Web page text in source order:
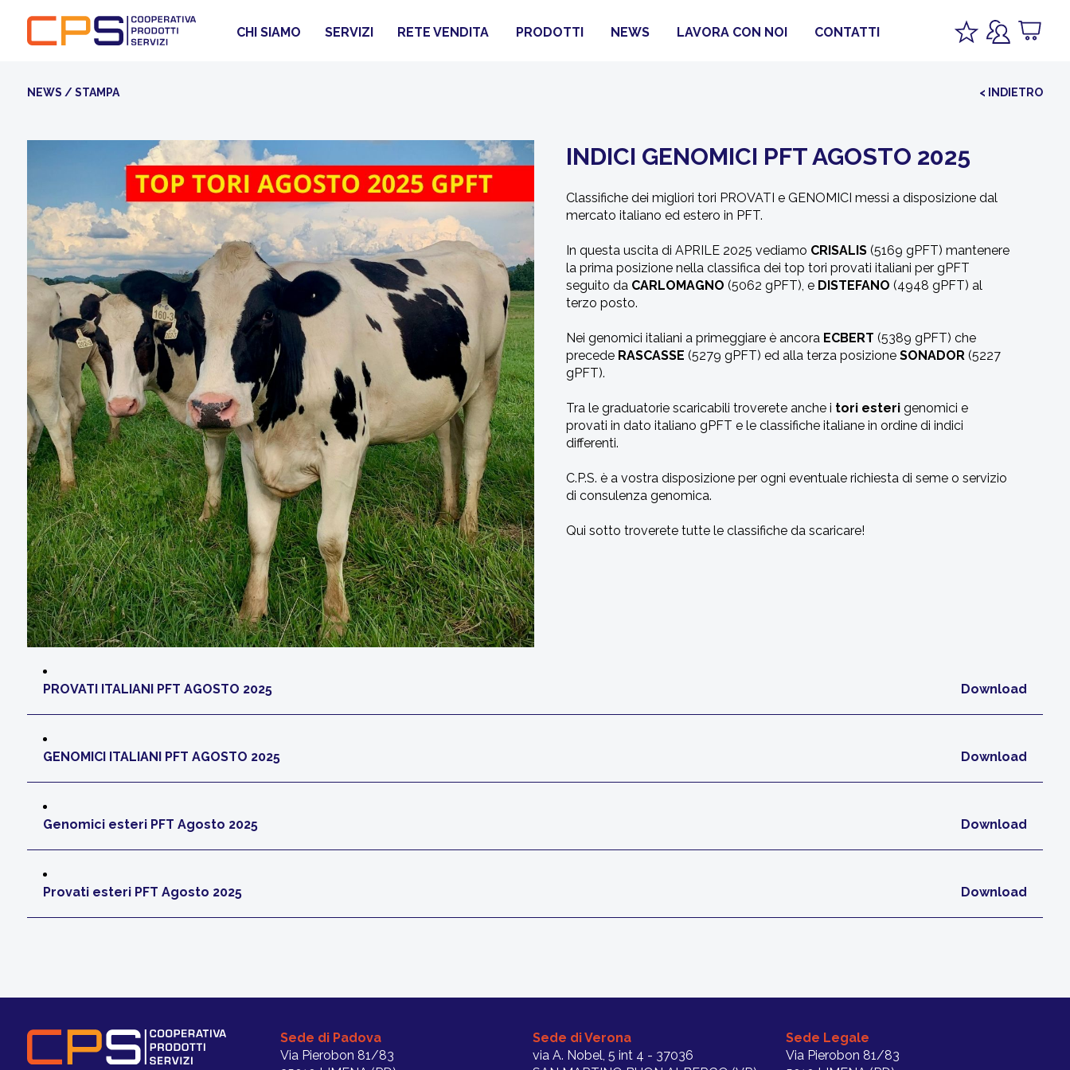
CHI SIAMO SERVIZI RETE VENDITA PRODOTTI NEWS LAVORA CON NOI CONTATTI
NEWS / STAMPA < INDIETRO
INDICI GENOMICI PFT AGOSTO 2025
Classifiche dei migliori tori PROVATI e GENOMICI messi a disposizione dal
mercato italiano ed estero in PFT.
In questa uscita di APRILE 2025 vediamo CRISALIS(5169 gPFT) mantenere
la prima posizione nella classifica dei top tori provati italiani per gPFT
seguito da CARLOMAGNO (5062 gPFT), e DISTEFANO (4948 gPFT) al
terzo posto.
Nei genomici italiani a primeggiare è ancoraECBERT (5389 gPFT) che
precede RASCASSE (5279 gPFT) ed alla terza posizioneSONADOR (5227
gPFT).
Tra le graduatorie scaricabili troverete anche i tori esterigenomici e
provati in dato italiano gPFT e le classifiche italiane in ordine di indici
differenti.
C.P.S. è a vostra disposizione per ogni eventuale richiesta di seme o servizio
di consulenza genomica.
Qui sotto troverete tutte le classifiche da scaricare!
PROVATI ITALIANI PFT AGOSTO 2025 Download
GENOMICI ITALIANI PFT AGOSTO 2025 Download
Genomici esteri PFT Agosto 2025 Download
Provati esteri PFT Agosto 2025 Download
Sede di Padova
Via Pierobon 81/83
Sede di Verona
via A. Nobel, 5 int 4 - 37036
Sede Legale
Via Pierobon 81/83